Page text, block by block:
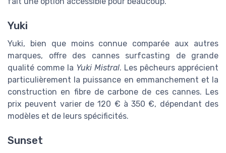
Yuki
Yuki, bien que moins connue comparée aux autres
marques, offre des cannes surfcasting de grande
qualité comme la Yuki Mistral. Les pêcheurs apprécient
particulièrement la puissance en emmanchement et la
construction en fibre de carbone de ces cannes. Les
prix peuvent varier de 120 € à 350 €, dépendant des
modèles et de leurs spécificités.
Sunset